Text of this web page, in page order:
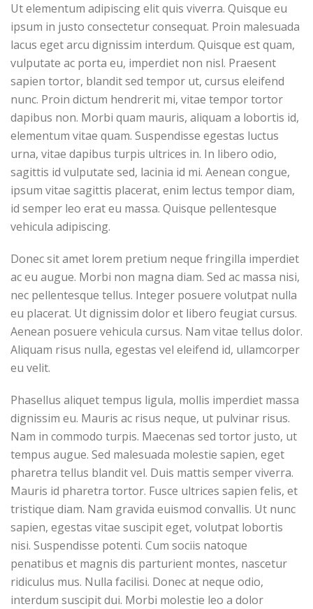
Ut elementum adipiscing elit quis viverra. Quisque eu
ipsum in justo consectetur consequat. Proin malesuada
lacus eget arcu dignissim interdum. Quisque est quam,
vulputate ac porta eu, imperdiet non nisl. Praesent
sapien tortor, blandit sed tempor ut, cursus eleifend
nunc. Proin dictum hendrerit mi, vitae tempor tortor
dapibus non. Morbi quam mauris, aliquam a lobortis id,
elementum vitae quam. Suspendisse egestas luctus
urna, vitae dapibus turpis ultrices in. In libero odio,
sagittis id vulputate sed, lacinia id mi. Aenean congue,
ipsum vitae sagittis placerat, enim lectus tempor diam,
id semper leo erat eu massa. Quisque pellentesque
vehicula adipiscing.
Donec sit amet lorem pretium neque fringilla imperdiet
ac eu augue. Morbi non magna diam. Sed ac massa nisi,
nec pellentesque tellus. Integer posuere volutpat nulla
eu placerat. Ut dignissim dolor et libero feugiat cursus.
Aenean posuere vehicula cursus. Nam vitae tellus dolor.
Aliquam risus nulla, egestas vel eleifend id, ullamcorper
eu velit.
Phasellus aliquet tempus ligula, mollis imperdiet massa
dignissim eu. Mauris ac risus neque, ut pulvinar risus.
Nam in commodo turpis. Maecenas sed tortor justo, ut
tempus augue. Sed malesuada molestie sapien, eget
pharetra tellus blandit vel. Duis mattis semper viverra.
Mauris id pharetra tortor. Fusce ultrices sapien felis, et
tristique diam. Nam gravida euismod convallis. Ut nunc
sapien, egestas vitae suscipit eget, volutpat lobortis
nisi. Suspendisse potenti. Cum sociis natoque
penatibus et magnis dis parturient montes, nascetur
ridiculus mus. Nulla facilisi. Donec at neque odio,
interdum suscipit dui. Morbi molestie leo a dolor